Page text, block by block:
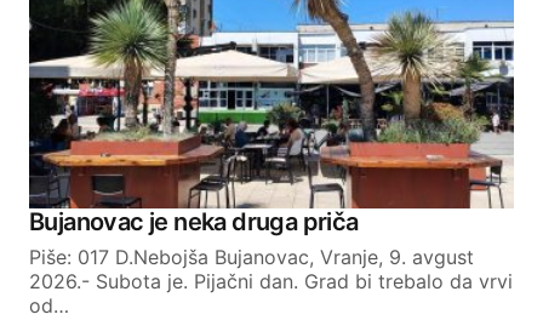
Comment*
Your Name
Your E-mail
Bujanovac je neka druga priča
Piše: 017 D.Nebojša Bujanovac, Vranje, 9. avgust
2026.- Subota je. Pijačni dan. Grad bi trebalo da vrvi
od…